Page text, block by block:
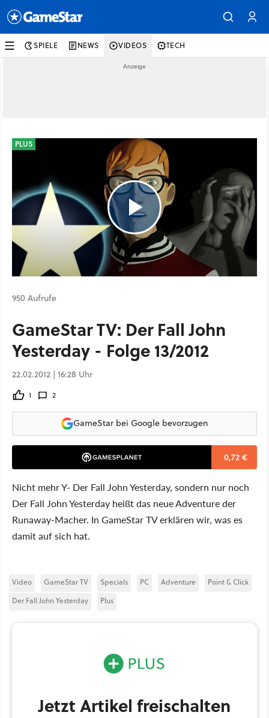
SPIELE NEWS VIDEOS TECH
PLUS
950 Aufrufe
GameStar TV: Der Fall John
Yesterday - Folge 13/2012
22.02.2012 | 16:28 Uhr
1 2
GameStar bei Google bevorzugen
0,72 €
Nicht mehr Y- Der Fall John Yesterday, sondern nur noch
Der Fall John Yesterday heißt das neue Adventure der
Runaway-Macher. In GameStar TV erklären wir, was es
damit auf sich hat.
Video GameStar TV Specials PC Adventure
Point & Click
Der Fall John Yesterday
Plus
Jetzt Artikel freischalten